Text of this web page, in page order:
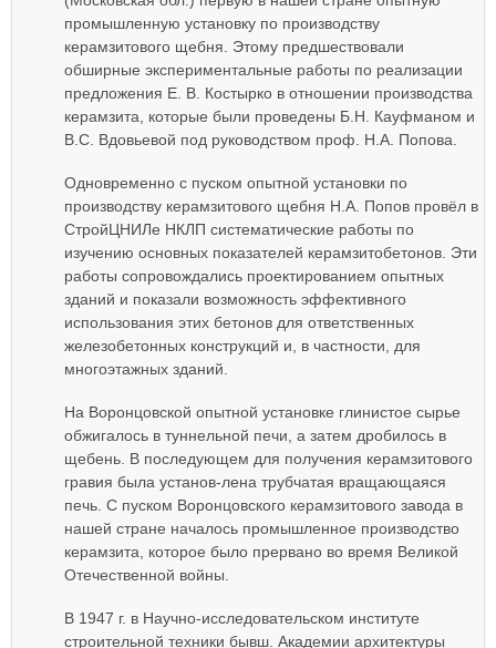
промышленную установку по производству
керамзитового щебня. Этому предшествовали
обширные экспериментальные работы по реализации
предложения Е. В. Костырко в отношении производства
керамзита, которые были проведены Б.Н. Кауфманом и
В.С. Вдовьевой под руководством проф. Н.А. Попова.
Одновременно с пуском опытной установки по
производству керамзитового щебня Н.А. Попов провёл в
СтройЦНИЛе НКЛП систематические работы по
изучению основных показателей керамзитобетонов. Эти
работы сопровождались проектированием опытных
зданий и показали возможность эффективного
использования этих бетонов для ответственных
железобетонных конструкций и, в частности, для
многоэтажных зданий.
На Воронцовской опытной установке глинистое сырье
обжигалось в туннельной печи, а затем дробилось в
щебень. В последующем для получения керамзитового
гравия была установ-лена трубчатая вращающаяся
печь. С пуском Воронцовского керамзитового завода в
нашей стране началось промышленное производство
керамзита, которое было прервано во время Великой
Отечественной войны.
В 1947 г. в Научно-исследовательском институте
строительной техники бывш. Академии архитектуры